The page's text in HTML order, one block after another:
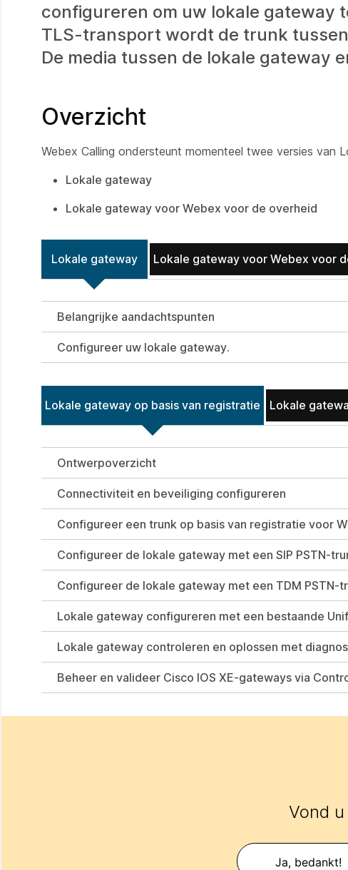
configureren om uw lokale gateway
TLS-transport wordt de trunk
De media tussen de lokale gateway
Overzicht
Webex Calling ondersteunt momenteel twee versies van
Lokale gateway
Lokale gateway voor Webex voor de overheid
Lokale gateway Lokale gateway voor Webex voor
Belangrijke aandachtspunten
Configureer uw lokale gateway.
Lokale gateway op basis van registratie Lokale
Ontwerpoverzicht
Connectiviteit en beveiliging configureren
Configureer een trunk op basis van registratie voor
Configureer de lokale gateway met een SIP PSTN-
Configureer de lokale gateway met een TDM PSTN-
Lokale gateway configureren met een bestaande
Lokale gateway controleren en oplossen met
Beheer en valideer Cisco IOS XE-gateways via
Vond
Ja, bedankt!